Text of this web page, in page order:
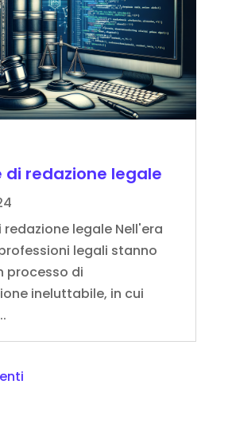
di redazione legale
legale Nell'era
legali stanno
processo di
ineluttabile, in cui